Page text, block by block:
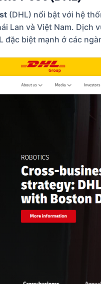
(DHL) nổi bật với hệ
Lan và Việt Nam. Dịch
đặc biệt mạnh ở các